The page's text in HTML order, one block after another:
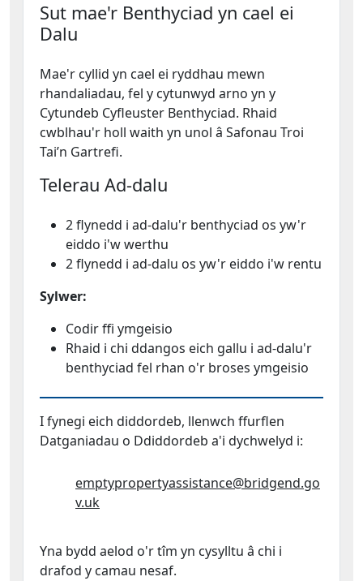
Sut mae'r Benthyciad yn cael ei
Dalu
Mae'r cyllid yn cael ei ryddhau mewn
rhandaliadau, fel y cytunwyd arno yn y
Cytundeb Cyfleuster Benthyciad. Rhaid
cwblhau'r holl waith yn unol â Safonau Troi
Tai’n Gartrefi.
Telerau Ad-dalu
2 flynedd i ad-dalu'r benthyciad os yw'r
eiddo i'w werthu
2 flynedd i ad-dalu os yw'r eiddo i'w rentu
Sylwer:
Codir ffi ymgeisio
Rhaid i chi ddangos eich gallu i ad-dalu'r
benthyciad fel rhan o'r broses ymgeisio
I fynegi eich diddordeb, llenwch ffurflen
Datganiadau o Ddiddordeb a'i dychwelyd i:
Cyfeiriad ebost:
emptypropertyassistance@bridgend.go
v.uk
Yna bydd aelod o'r tîm yn cysylltu â chi i
drafod y camau nesaf.